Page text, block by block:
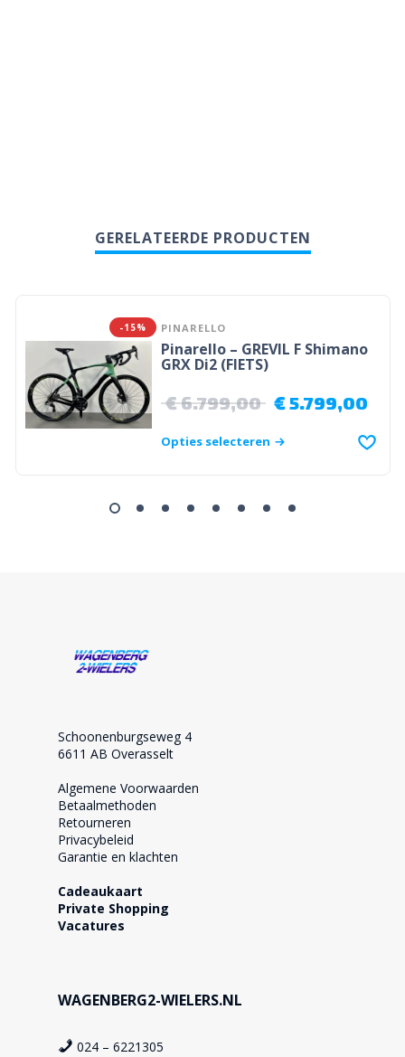
GERELATEERDE PRODUCTEN
-15% PINARELLO
Pinarello – GREVIL F Shimano
GRX Di2 (FIETS)
€6.799,00 €5.799,00
Opties selecteren
Schoonenburgseweg 4
6611 AB Overasselt
Algemene Voorwaarden
Betaalmethoden
Retourneren
Privacybeleid
Garantie en klachten
Cadeaukaart
Private Shopping
Vacatures
WAGENBERG2-WIELERS.NL
024 – 6221305